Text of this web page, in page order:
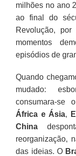
milhões no ano
ao final do
Revolução,
momentos
episódios de
Quando
mudado:
consumara-se
África e Ásia,
China
reorganização,
das ideias. O